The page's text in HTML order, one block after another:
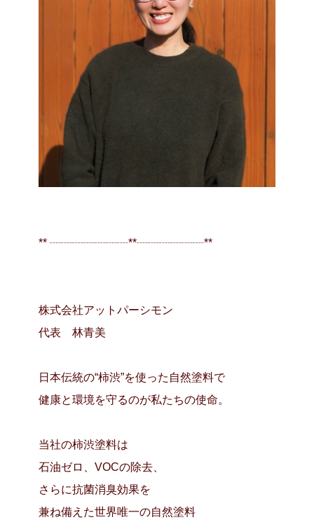
** ┈┈┈┈┈┈┈**┈┈┈┈┈┈**
株式会社アットパーシモン
代表 林青美
日本伝統の“柿渋”を使った自然塗料で
健康と環境を守るのが私たちの使命。
当社の柿渋塗料は
石油ゼロ、VOCの除去、
さらに抗菌消臭効果を
兼ね備えた世界唯一の自然塗料